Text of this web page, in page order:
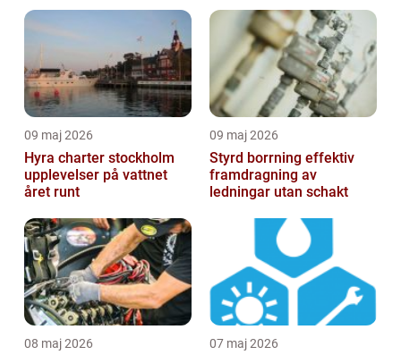
09 maj 2026
Hyra charter stockholm
upplevelser på vattnet
året runt
09 maj 2026
Styrd borrning effektiv
framdragning av
ledningar utan schakt
08 maj 2026 07 maj 2026